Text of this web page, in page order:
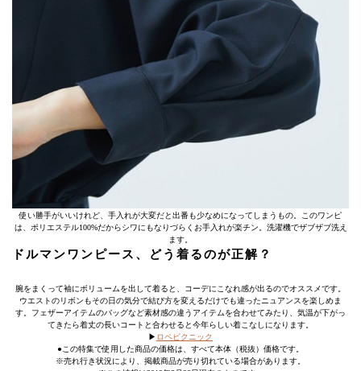
使い勝手がいいけれど、手入れが大変だと出番も少なめになってしまうもの。このワンピ
は、ポリエステル100%だからシワにもなりづらくお手入れが楽チン。洗濯機でザブザブ洗え
ます。
ドルマンワンピース、どう着るのが正解？
腕をまくって袖にボリュームを出して着ると、コーデにこなれ感が出るのでオススメです。
ウエストのリボンもその日の気分で結び方を変えるだけでも違ったニュアンスを楽しめま
す。フェザーアイテムのバッグなど素材感の違うアイテムを合わせてみたり、気温が下がっ
てきたら着丈の長いコートと合わせると今年らしい着こなしになります。
▶︎ ロペピクニック
●この特集で使用した商品の価格は、すべて本体（税抜）価格です。
※売れ行き状況により、掲載商品が売り切れている場合があります。